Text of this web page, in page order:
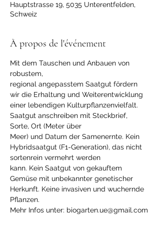
Hauptstrasse 19, 5035 Unterentfelden,
Schweiz
À propos de l'événement
Mit dem Tauschen und Anbauen von
robustem,
regional angepasstem Saatgut fördern
wir die Erhaltung und Weiterentwicklung
einer lebendigen Kulturpflanzenvielfalt.
Saatgut anschreiben mit Steckbrief,
Sorte, Ort (Meter über
Meer) und Datum der Samenernte. Kein
Hybridsaatgut (F1-Generation), das nicht
sortenrein vermehrt werden
kann. Kein Saatgut von gekauftem
Gemüse mit unbekannter genetischer
Herkunft. Keine invasiven und wuchernde
Pflanzen.
Mehr Infos unter: biogarten.ue@gmail.com